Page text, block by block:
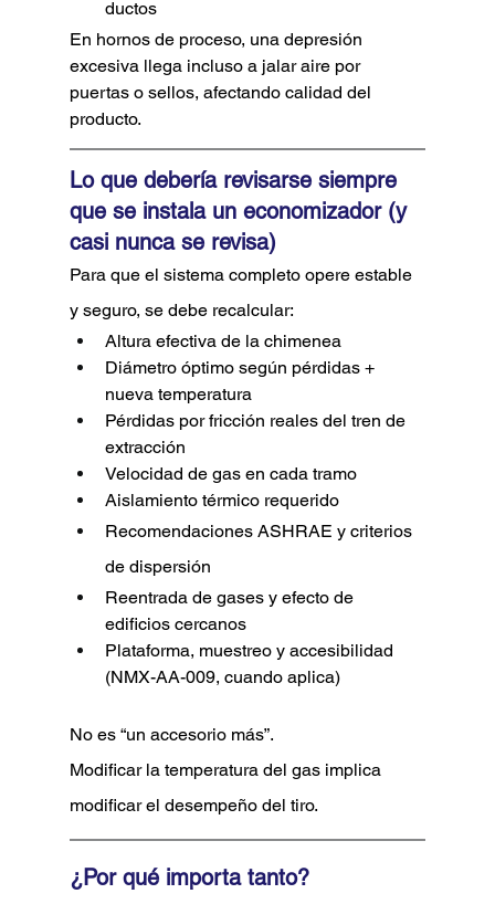
ductos
En hornos de proceso, una depresión
excesiva llega incluso a jalar aire por
puertas o sellos, afectando calidad del
producto.
Lo que debería revisarse siempre
que se instala un economizador (y
casi nunca se revisa)
Para que el sistema completo opere estable
y seguro, se debe recalcular:
Altura efectiva de la chimenea
Diámetro óptimo según pérdidas +
nueva temperatura
Pérdidas por fricción reales del tren de
extracción
Velocidad de gas en cada tramo
Aislamiento térmico requerido
Recomendaciones ASHRAE y criterios
de dispersión
Reentrada de gases y efecto de
edificios cercanos
Plataforma, muestreo y accesibilidad
(NMX-AA-009, cuando aplica)
No es “un accesorio más”.
Modificar la temperatura del gas implica
modificar el desempeño del tiro.
¿Por qué importa tanto?